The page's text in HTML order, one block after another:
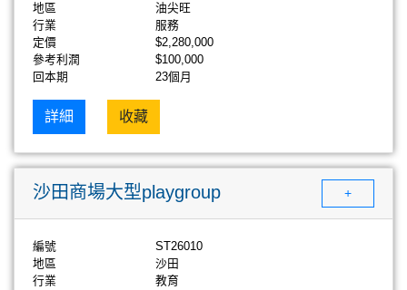
地區
油尖旺
行業
服務
定價
$2,280,000
參考利潤
$100,000
回本期
23個月
詳細 收藏
沙田商場大型playgroup +
編號
ST26010
地區
沙田
行業
教育